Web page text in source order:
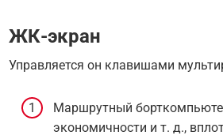
ЖК-экран
Управляется он клавишами
Маршрутный
экономичности и т. д.,